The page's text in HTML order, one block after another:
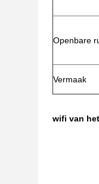
Openbare
Vermaak
wifi van